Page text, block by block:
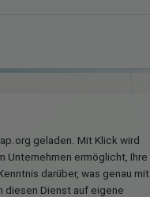
geladen. Mit Klick wird
Unternehmen ermöglicht, Ihre
darüber, was genau mit
diesen Dienst auf eigene